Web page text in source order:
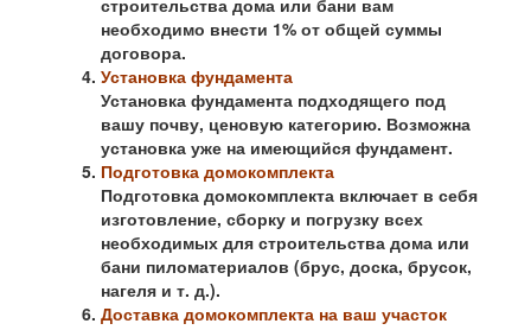
необходимо внести 1% от общей суммы
договора.
Установка фундамента
Установка фундамента подходящего под
вашу почву, ценовую категорию. Возможна
установка уже на имеющийся фундамент.
Подготовка домокомплекта
Подготовка домокомплекта включает в себя
изготовление, сборку и погрузку всех
необходимых для строительства дома или
бани пиломатериалов (брус, доска, брусок,
нагеля и т. д.).
Доставка домокомплекта на ваш участок